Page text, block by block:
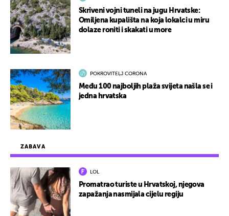
ZABAVA
LOL
Promatrao turiste u Hrvatskoj, njegova
zapažanja nasmijala cijelu regiju
Skriveni vojni tuneli na jugu Hrvatske:
Omiljena kupališta na koja lokalci u miru
dolaze roniti i skakati u more
POKROVITELJ CORONA
Među 100 najboljih plaža svijeta našla se i
jedna hrvatska